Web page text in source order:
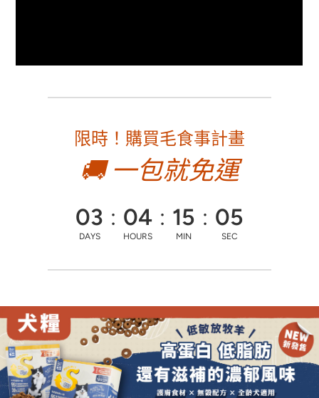
限時！購買毛食事計畫
🚚 一包就免運
03
DAYS
: 04
HOURS
: 15
MIN
: 03
SEC